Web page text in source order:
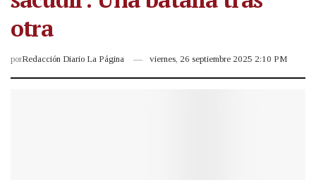
otra
porRedacción Diario La Página viernes, 26 septiembre 2025 2:10 PM